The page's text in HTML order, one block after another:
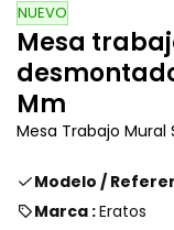
NUEVO
Mesa
Mm
Mesa Trabajo Mural
Modelo /
Marca :Eratos